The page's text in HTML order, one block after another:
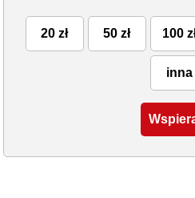
20 zł 50 zł 100
inna